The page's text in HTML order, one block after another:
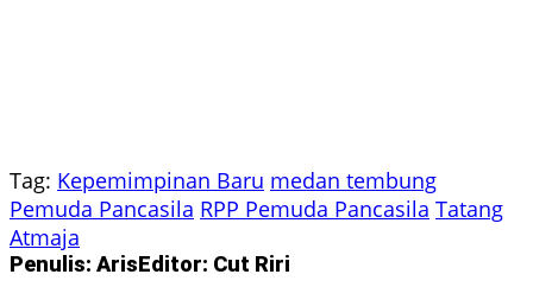
Tag: Kepemimpinan Baru medan tembung
Pemuda Pancasila RPP Pemuda Pancasila Tatang
Atmaja
Penulis: ArisEditor: Cut Riri